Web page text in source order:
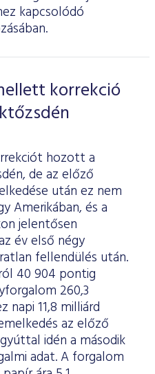
kapcsolódó
korrekció
hozott a
de az előző
után ez nem
Amerikában, és a
jelentősen
év első négy
fellendülés után.
40 904 pontig
260,3
napi 11,8 milliárd
az előző
idén a második
adat. A forgalom